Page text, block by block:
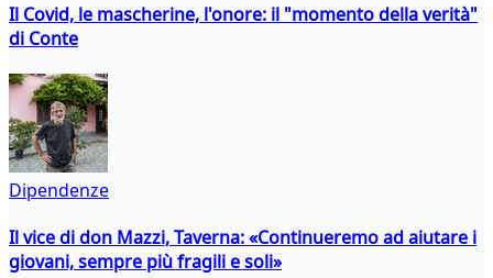
Il Covid, le mascherine, l'onore: il "momento della verità"
di Conte
Dipendenze
Il vice di don Mazzi, Taverna: «Continueremo ad aiutare i
giovani, sempre più fragili e soli»